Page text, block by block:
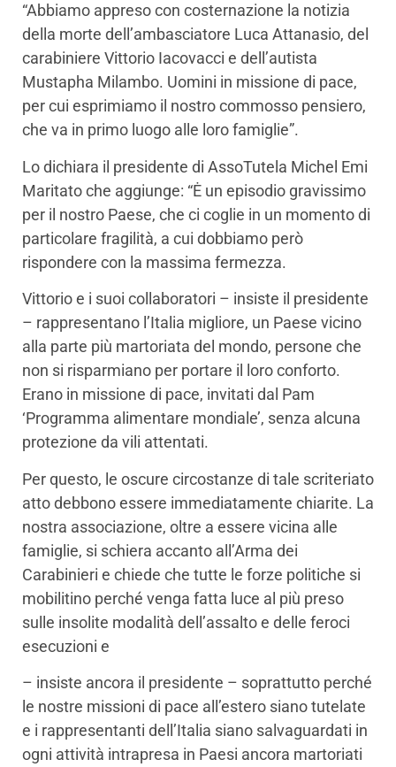
“Abbiamo appreso con costernazione la notizia
della morte dell’ambasciatore Luca Attanasio, del
carabiniere Vittorio Iacovacci e dell’autista
Mustapha Milambo. Uomini in missione di pace,
per cui esprimiamo il nostro commosso pensiero,
che va in primo luogo alle loro famiglie”.
Lo dichiara il presidente di AssoTutela Michel Emi
Maritato che aggiunge: “Ė un episodio gravissimo
per il nostro Paese, che ci coglie in un momento di
particolare fragilità, a cui dobbiamo però
rispondere con la massima fermezza.
Vittorio e i suoi collaboratori – insiste il presidente
– rappresentano l’Italia migliore, un Paese vicino
alla parte più martoriata del mondo, persone che
non si risparmiano per portare il loro conforto.
Erano in missione di pace, invitati dal Pam
‘Programma alimentare mondiale’, senza alcuna
protezione da vili attentati.
Per questo, le oscure circostanze di tale scriteriato
atto debbono essere immediatamente chiarite. La
nostra associazione, oltre a essere vicina alle
famiglie, si schiera accanto all’Arma dei
Carabinieri e chiede che tutte le forze politiche si
mobilitino perché venga fatta luce al più preso
sulle insolite modalità dell’assalto e delle feroci
esecuzioni e
– insiste ancora il presidente – soprattutto perché
le nostre missioni di pace all’estero siano tutelate
e i rappresentanti dell’Italia siano salvaguardati in
ogni attività intrapresa in Paesi ancora martoriati